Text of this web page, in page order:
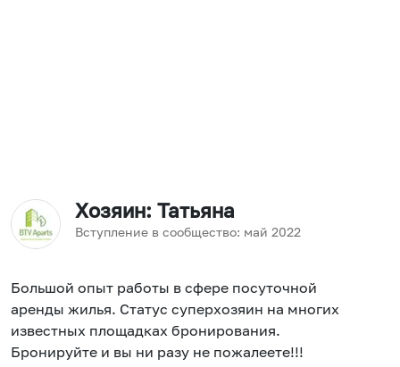
Хозяин: Татьяна
Вступление в сообщество: май 2022
Большой опыт работы в сфере посуточной
аренды жилья. Статус суперхозяин на многих
известных площадках бронирования.
Бронируйте и вы ни разу не пожалеете!!!